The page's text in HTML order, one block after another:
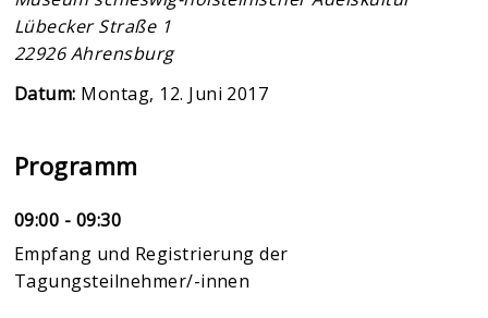
Lübecker Straße 1
22926 Ahrensburg
Datum: Montag, 12. Juni 2017
Programm
09:00 - 09:30
Empfang und Registrierung der
Tagungsteilnehmer/-innen